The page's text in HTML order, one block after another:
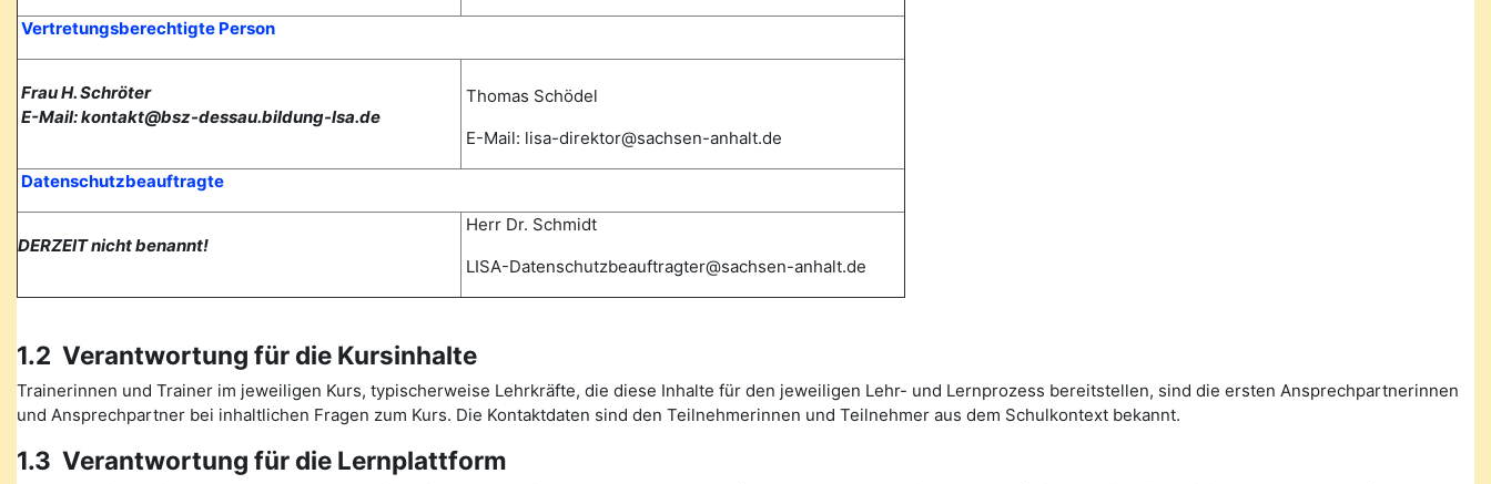
Vertretungsberechtigte Person
Frau H. Schröter
E-Mail: kontakt@bsz-dessau.bildung-lsa.de
Thomas Schödel
E-Mail: lisa-direktor@sachsen-anhalt.de
Datenschutzbeauftragte
DERZEIT nicht benannt!
Herr Dr. Schmidt
LISA-Datenschutzbeauftragter@sachsen-anhalt.de
1.2 Verantwortung für die Kursinhalte
Trainerinnen und Trainer im jeweiligen Kurs, typischerweise Lehrkräfte, die diese Inhalte für den jeweiligen Lehr- und Lernprozess bereitstellen, sind die ersten Ansprechpartnerinnen
und Ansprechpartner bei inhaltlichen Fragen zum Kurs. Die Kontaktdaten sind den Teilnehmerinnen und Teilnehmer aus dem Schulkontext bekannt.
1.3 Verantwortung für die Lernplattform